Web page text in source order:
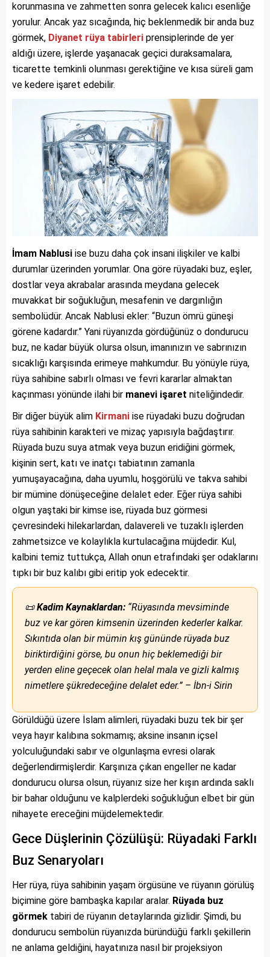
korunmasına ve zahmetten sonra gelecek kalıcı esenliğe
yorulur. Ancak yaz sıcağında, hiç beklenmedik bir anda buz
görmek, Diyanet rüya tabirleri prensiplerinde de yer
aldığı üzere, işlerde yaşanacak geçici duraksamalara,
ticarette temkinli olunması gerektiğine ve kısa süreli gam
ve kedere işaret edebilir.
İmam Nablusi ise buzu daha çok insani ilişkiler ve kalbi
durumlar üzerinden yorumlar. Ona göre rüyadaki buz, eşler,
dostlar veya akrabalar arasında meydana gelecek
muvakkat bir soğukluğun, mesafenin ve dargınlığın
sembolüdür. Ancak Nablusi ekler: “Buzun ömrü güneşi
görene kadardır.” Yani rüyanızda gördüğünüz o dondurucu
buz, ne kadar büyük olursa olsun, imanınızın ve sabrınızın
sıcaklığı karşısında erimeye mahkumdur. Bu yönüyle rüya,
rüya sahibine sabırlı olması ve fevri kararlar almaktan
kaçınması yönünde ilahi bir manevi işaret niteliğindedir.
Bir diğer büyük alim Kirmani ise rüyadaki buzu doğrudan
rüya sahibinin karakteri ve mizaç yapısıyla bağdaştırır.
Rüyada buzu suya atmak veya buzun eridiğini görmek,
kişinin sert, katı ve inatçı tabiatının zamanla
yumuşayacağına, daha uyumlu, hoşgörülü ve takva sahibi
bir mümine dönüşeceğine delalet eder. Eğer rüya sahibi
olgun yaştaki bir kimse ise, rüyada buz görmesi
çevresindeki hilekarlardan, dalavereli ve tuzaklı işlerden
zahmetsizce ve kolaylıkla kurtulacağına müjdedir. Kul,
kalbini temiz tuttukça, Allah onun etrafındaki şer odaklarını
tıpkı bir buz kalıbı gibi eritip yok edecektir.
📜Kadim Kaynaklardan: “Rüyasında mevsiminde
buz ve kar gören kimsenin üzerinden kederler kalkar.
Sıkıntıda olan bir mümin kış gününde rüyada buz
biriktirdiğini görse, bu onun hiç beklemediği bir
yerden eline geçecek olan helal mala ve gizli kalmış
nimetlere şükredeceğine delalet eder.” – İbn-i Sirin
Görüldüğü üzere İslam alimleri, rüyadaki buzu tek bir şer
veya hayır kalıbına sokmamış; aksine insanın içsel
yolculuğundaki sabır ve olgunlaşma evresi olarak
değerlendirmişlerdir. Karşınıza çıkan engeller ne kadar
dondurucu olursa olsun, rüyanız size her kışın ardında saklı
bir bahar olduğunu ve kalplerdeki soğukluğun elbet bir gün
nihayete ereceğini müjdelemektedir.
Gece Düşlerinin Çözülüşü: Rüyadaki Farklı
Buz Senaryoları
Her rüya, rüya sahibinin yaşam örgüsüne ve rüyanın görülüş
biçimine göre bambaşka kapılar aralar. Rüyada buz
görmek tabiri de rüyanın detaylarında gizlidir. Şimdi, bu
dondurucu sembolün rüyanızda büründüğü farklı şekillerin
ne anlama geldiğini, hayatınıza nasıl bir projeksiyon